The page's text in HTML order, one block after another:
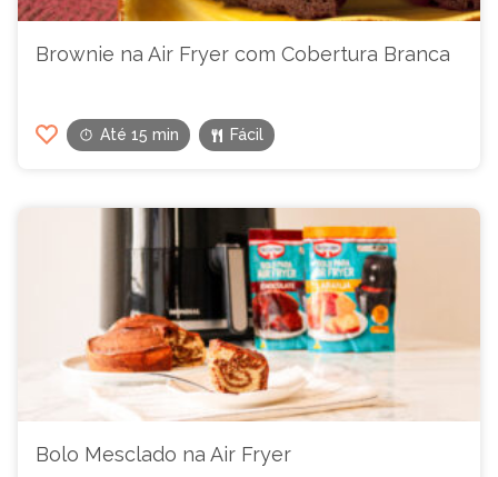
Brownie na Air Fryer com Cobertura Branca
Até 15 min Fácil
Bolo Mesclado na Air Fryer